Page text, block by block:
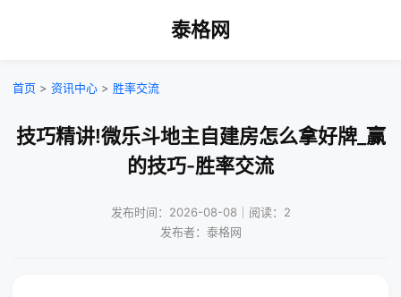
泰格网
首页 > 资讯中心 > 胜率交流
技巧精讲!微乐斗地主自建房怎么拿好牌_赢
的技巧-胜率交流
发布时间：2026-08-08｜阅读：2
发布者：泰格网